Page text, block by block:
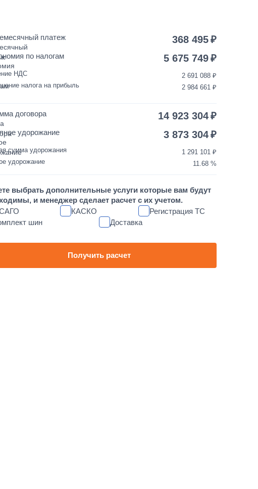
150 000 от 5 до 10 дней
1 день
30 000 1 день
60 000 1 день
80 000
платеж 368 495
по налогам 5 675 749
НДС
2 691 088
налога на прибыль
2 984 661
договора 14 923 304
удорожание 3 873 304
сумма удорожания
1 291 101
удорожание
11.68
выбрать дополнительные услуги которые вам будут
и менеджер сделает расчет с их учетом.
КАСКО
Регистрация ТС
шин
Доставка
Получить расчет